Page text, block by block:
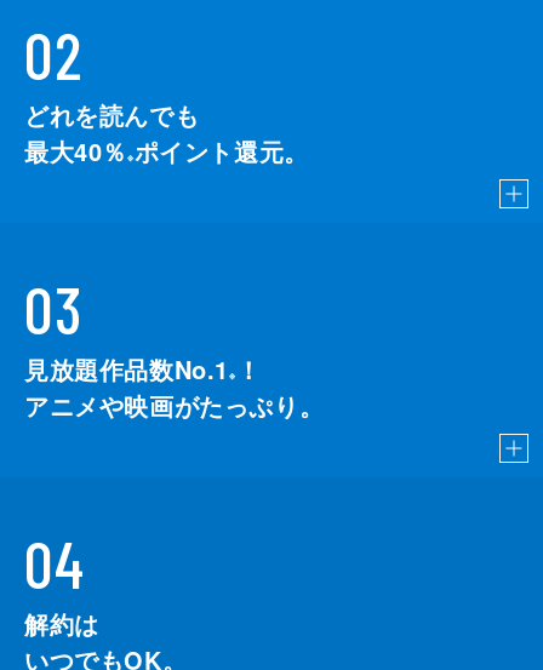
02
どれを読んでも
最大40％ ※ポイント還元。
03
見放題作品数No.1 ※
！
アニメや映画がたっぷり。
04
解約は
いつでもOK。